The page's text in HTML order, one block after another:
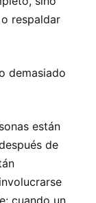
respaldar
demasiado
están
de
cuando un